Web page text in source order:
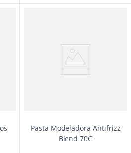
Pasta Modeladora Antifrizz
Blend 70G